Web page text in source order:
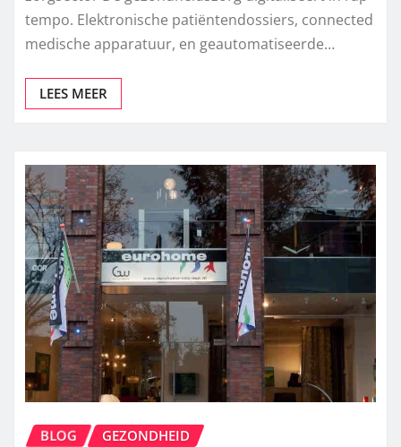
tempo. Elektronische patiëntendossiers, connected
medische apparatuur, en geautomatiseerde…
LEES MEER
BLOG GEZONDHEID